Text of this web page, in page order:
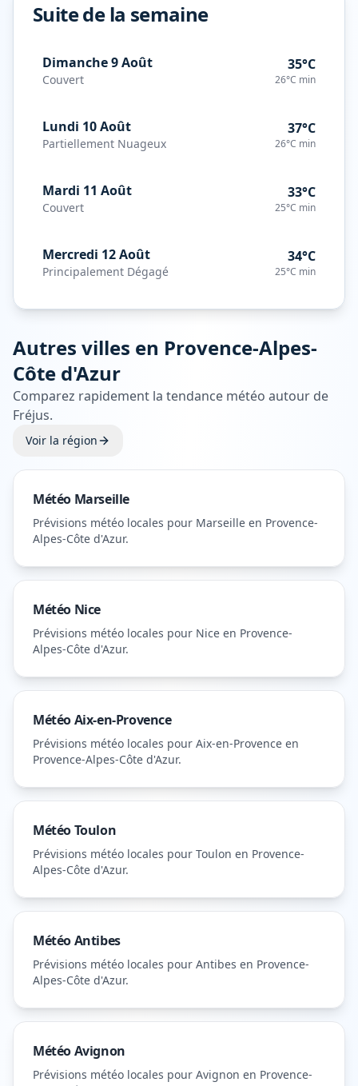
Suite de la semaine
Dimanche 9 Août
Couvert
35°C
26°C min
Lundi 10 Août
Partiellement Nuageux
37°C
26°C min
Mardi 11 Août
Couvert
33°C
25°C min
Mercredi 12 Août
Principalement Dégagé
34°C
25°C min
Autres villes en Provence-Alpes-
Côte d'Azur
Comparez rapidement la tendance météo autour de
Fréjus.
Voir la région
Météo Marseille
Prévisions météo locales pour Marseille en Provence-
Alpes-Côte d'Azur.
Météo Nice
Prévisions météo locales pour Nice en Provence-
Alpes-Côte d'Azur.
MétéoAix-en-Provence
Prévisions météo locales pour Aix-en-Provence en
Provence-Alpes-Côte d'Azur.
MétéoToulon
Prévisions météo locales pour Toulon en Provence-
Alpes-Côte d'Azur.
MétéoAntibes
Prévisions météo locales pour Antibes en Provence-
Alpes-Côte d'Azur.
MétéoAvignon
Prévisions météo locales pour Avignon en Provence-